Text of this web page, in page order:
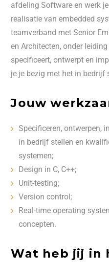
afdeling Software en werk
realisatie van embedded
teamverband met Senior
en Architecten, onder
specificeert, ontwerpt en
je je bezig met het in bedrijf
Jouw
Specificeren, ontwerpen,
in bedrijf stellen en
systemen;
Design in C, C++;
Unit-testing;
Version control;
Real-time operating
concepten.
Wat heb jij in